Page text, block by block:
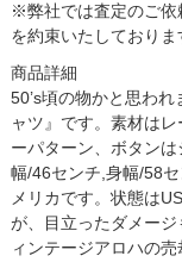
※弊社では査定のご依
を約束いたしておりま
商品詳細
50’s頃の物かと思わ
ャツ』です。素材は
ーパターン、ボタン
幅/46センチ,身幅/58
メリカです。状態は
が、目立ったダメー
ィンテージアロハの